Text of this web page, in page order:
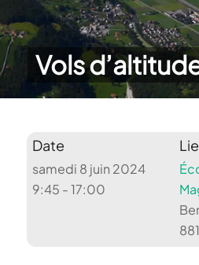
Vols
Date
samedi 8 juin 2024
9:45 - 17:00